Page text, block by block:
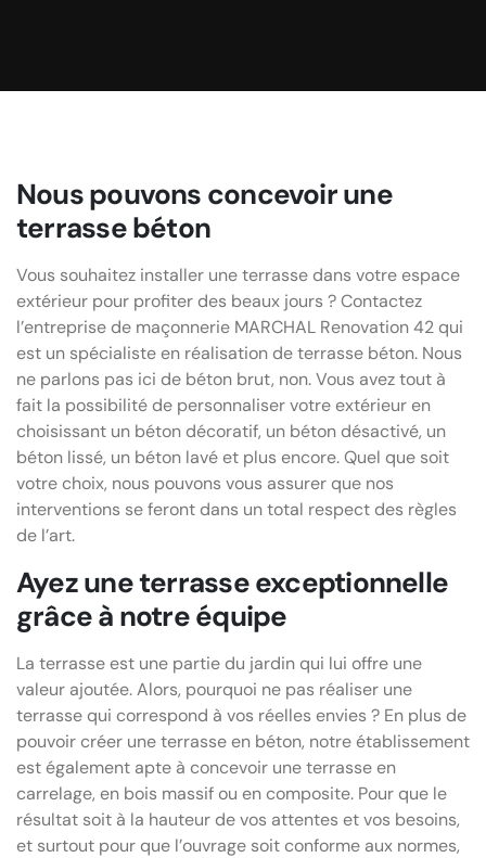
Nous pouvons concevoir une
terrasse béton
Vous souhaitez installer une terrasse dans votre espace
extérieur pour profiter des beaux jours ? Contactez
l’entreprise de maçonnerie MARCHAL Renovation 42 qui
est un spécialiste en réalisation de terrasse béton. Nous
ne parlons pas ici de béton brut, non. Vous avez tout à
fait la possibilité de personnaliser votre extérieur en
choisissant un béton décoratif, un béton désactivé, un
béton lissé, un béton lavé et plus encore. Quel que soit
votre choix, nous pouvons vous assurer que nos
interventions se feront dans un total respect des règles
de l’art.
Ayez une terrasse exceptionnelle
grâce à notre équipe
La terrasse est une partie du jardin qui lui offre une
valeur ajoutée. Alors, pourquoi ne pas réaliser une
terrasse qui correspond à vos réelles envies ? En plus de
pouvoir créer une terrasse en béton, notre établissement
est également apte à concevoir une terrasse en
carrelage, en bois massif ou en composite. Pour que le
résultat soit à la hauteur de vos attentes et vos besoins,
et surtout pour que l’ouvrage soit conforme aux normes,